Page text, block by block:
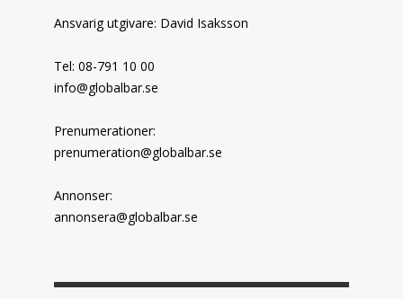
Ansvarig utgivare: David Isaksson
Tel: 08-791 10 00
info@globalbar.se
Prenumerationer:
prenumeration@globalbar.se
Annonser:
annonsera@globalbar.se